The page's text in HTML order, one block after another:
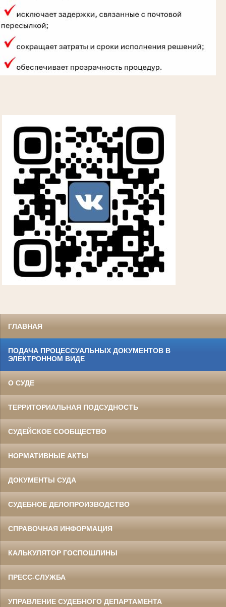
ГЛАВНАЯ
ПОДАЧА ПРОЦЕССУАЛЬНЫХ ДОКУМЕНТОВ В
ЭЛЕКТРОННОМ ВИДЕ
О СУДЕ
ТЕРРИТОРИАЛЬНАЯ ПОДСУДНОСТЬ
СУДЕЙСКОЕ СООБЩЕСТВО
НОРМАТИВНЫЕ АКТЫ
ДОКУМЕНТЫ СУДА
СУДЕБНОЕ ДЕЛОПРОИЗВОДСТВО
СПРАВОЧНАЯ ИНФОРМАЦИЯ
КАЛЬКУЛЯТОР ГОСПОШЛИНЫ
ПРЕСС-СЛУЖБА
УПРАВЛЕНИЕ СУДЕБНОГО ДЕПАРТАМЕНТА